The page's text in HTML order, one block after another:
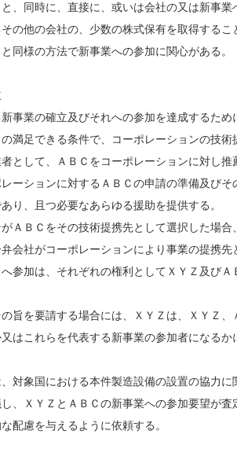
、同時に、直接に、或いは会社の又は新事
の他の会社の、少数の株式保有を取得する
同様の方法で新事業への参加に関心がある。
事業の確立及びそれへの参加を達成するため
満足できる条件で、コーポレーションの技
として、ＡＢＣをコーポレーションに対し推
ーションに対するＡＢＣの申請の準備及び
り、且つ必要なあらゆる援助を提供する。
ＡＢＣをその技術提携先として選択した場
会社がコーポレーションにより事業の提携
参加は、それぞれの権利としてＸＹＺ及び
旨を要請する場合には、ＸＹＺは、ＸＹＺ
はこれらを代表する新事業の参加者になる
対象国における本件製造設備の設置の協力
、ＸＹＺとＡＢＣの新事業への参加要望が査
配慮を与えるように依頼する。